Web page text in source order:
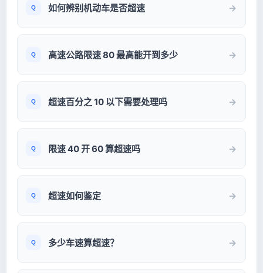
如何辨别机动车是否超速
高速公路限速 80 最高能开到多少
超速百分之 10 以下需要处理吗
限速 40 开 60 算超速吗
超速如何鉴定
多少车速算超速？